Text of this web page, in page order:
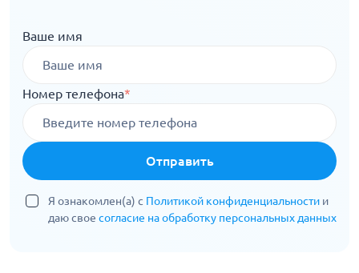
Ваше имя
Номер телефона*
Отправить
Я ознакомлен(а) с Политикой конфиденциальности и
даю свое согласие на обработку персональных данных